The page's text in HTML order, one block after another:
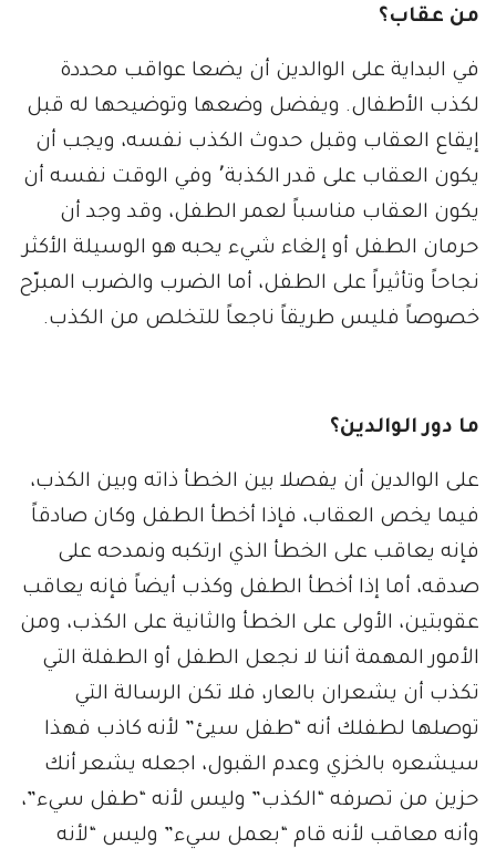
من عقاب؟
في البداية على الوالدين أن يضعا عواقب محددة
لكذب الأطفال. ويفضل وضعها وتوضيحها له قبل
إيقاع العقاب وقبل حدوث الكذب نفسه، ويجب أن
يكون العقاب على قدر الكذبة٬ وفي الوقت نفسه أن
يكون العقاب مناسباً لعمر الطفل، وقد وجد أن
حرمان الطفل أو إلغاء شيء يحبه هو الوسيلة الأكثر
نجاحاً وتأثيراً على الطفل، أما الضرب والضرب المبرّح
خصوصاً فليس طريقاً ناجعاً للتخلص من الكذب.
ما دور الوالدين؟
على الوالدين أن يفصلا بين الخطأ ذاته وبين الكذب،
فيما يخص العقاب، فإذا أخطأ الطفل وكان صادقاً
فإنه يعاقب على الخطأ الذي ارتكبه ونمدحه على
صدقه، أما إذا أخطأ الطفل وكذب أيضاً فإنه يعاقب
عقوبتين، الأولى على الخطأ والثانية على الكذب، ومن
الأمور المهمة أننا لا نجعل الطفل أو الطفلة التي
تكذب أن يشعران بالعار، فلا تكن الرسالة التي
توصلها لطفلك أنه “طفل سيئ” لأنه كاذب فهذا
سيشعره بالخزي وعدم القبول، اجعله يشعر أنك
حزين من تصرفه “الكذب” وليس لأنه “طفل سيء”،
وأنه معاقب لأنه قام “بعمل سيء” وليس “لأنه